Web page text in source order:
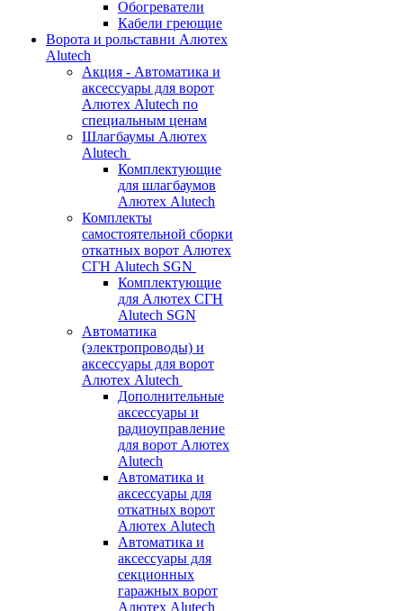
Обогреватели
Кабели греющие
Ворота и рольставни Алютех
Alutech
Акция - Автоматика и
аксессуары для ворот
Алютех Alutech по
специальным ценам
Шлагбаумы Алютех
Alutech
Комплектующие
для шлагбаумов
Алютех Alutech
Комплекты
самостоятельной сборки
откатных ворот Алютех
СГН Alutech SGN
Комплектующие
для Алютех СГН
Alutech SGN
Автоматика
(электропроводы) и
аксессуары для ворот
Алютех Alutech
Дополнительные
аксессуары и
радиоуправление
для ворот Алютех
Alutech
Автоматика и
аксессуары для
откатных ворот
Алютех Alutech
Автоматика и
аксессуары для
секционных
гаражных ворот
Алютех Alutech